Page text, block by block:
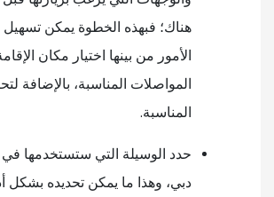
هناك؛ فبهذه الخطوة يمكن تسهيل
الأمور من بينها اختيار مكان
المواصلات المناسبة، بالإضافة
المناسبة.
حدد الوسيلة التي ستستخدمها في
دبي، وهذا ما يمكن تحديده بشكل